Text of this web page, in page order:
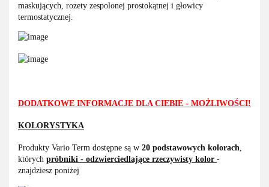
maskujących, rozety zespolonej prostokątnej i głowicy
termostatycznej.
DODATKOWE INFORMACJE DLA CIEBIE - MOŻLIWOŚCI!
KOLORYSTYKA
Produkty Vario Term dostępne są w 20 podstawowych kolorach,
których próbniki - odzwierciedlające rzeczywisty kolor -
znajdziesz poniżej